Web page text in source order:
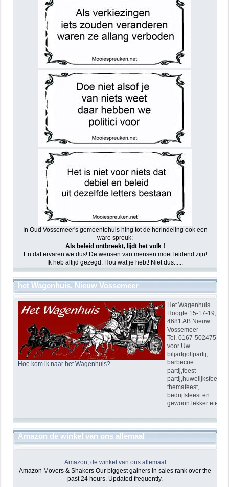
In Oud Vossemeer's gemeentehuis hing tot de herindeling ook een
ware spreuk:
Als beleid ontbreekt, lijdt het volk !
En dat ervaren we dus! De wensen van mensen moet leidend zijn!
Ik heb altijd gezegd: Hou wat je hebt! Niet dus......
het Wagenhuis, Nieuw Vossemeer
Hoe kom ik naar het Wagenhuis?
Het Wagenhuis.
Hoogte 15-17-19,
4681 AB Nieuw
Vossemeer
Tel. 0167-502475
voor Uw
biljartgolfpartij,
barbecue
partij,feest
partij,huwelijksfeest,
themafeest,
bedrijfsfeest en
gewoon lekker eten!
Amazon de winkel van ons allemaal
Amazon, de winkel van ons allemaal
Amazon Movers & Shakers Our biggest gainers in sales rank over the
past 24 hours. Updated frequently.